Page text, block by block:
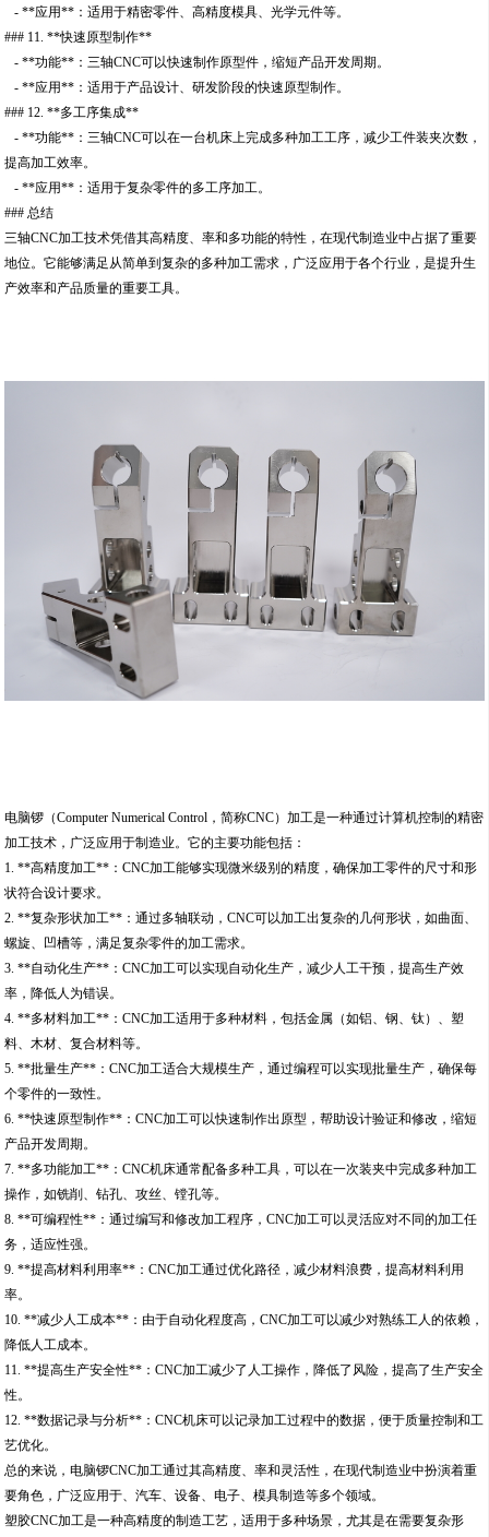
- **应用**：适用于精密零件、高精度模具、光学元件等。
### 11. **快速原型制作**
- **功能**：三轴CNC可以快速制作原型件，缩短产品开发周期。
- **应用**：适用于产品设计、研发阶段的快速原型制作。
### 12. **多工序集成**
- **功能**：三轴CNC可以在一台机床上完成多种加工工序，减少工件装夹次数，
提高加工效率。
- **应用**：适用于复杂零件的多工序加工。
### 总结
三轴CNC加工技术凭借其高精度、率和多功能的特性，在现代制造业中占据了重要
地位。它能够满足从简单到复杂的多种加工需求，广泛应用于各个行业，是提升生
产效率和产品质量的重要工具。
电脑锣（Computer Numerical Control，简称CNC）加工是一种通过计算机控制的精密
加工技术，广泛应用于制造业。它的主要功能包括：
1. **高精度加工**：CNC加工能够实现微米级别的精度，确保加工零件的尺寸和形
状符合设计要求。
2. **复杂形状加工**：通过多轴联动，CNC可以加工出复杂的几何形状，如曲面、
螺旋、凹槽等，满足复杂零件的加工需求。
3. **自动化生产**：CNC加工可以实现自动化生产，减少人工干预，提高生产效
率，降低人为错误。
4. **多材料加工**：CNC加工适用于多种材料，包括金属（如铝、钢、钛）、塑
料、木材、复合材料等。
5. **批量生产**：CNC加工适合大规模生产，通过编程可以实现批量生产，确保每
个零件的一致性。
6. **快速原型制作**：CNC加工可以快速制作出原型，帮助设计验证和修改，缩短
产品开发周期。
7. **多功能加工**：CNC机床通常配备多种工具，可以在一次装夹中完成多种加工
操作，如铣削、钻孔、攻丝、镗孔等。
8. **可编程性**：通过编写和修改加工程序，CNC加工可以灵活应对不同的加工任
务，适应性强。
9. **提高材料利用率**：CNC加工通过优化路径，减少材料浪费，提高材料利用
率。
10. **减少人工成本**：由于自动化程度高，CNC加工可以减少对熟练工人的依赖，
降低人工成本。
11. **提高生产安全性**：CNC加工减少了人工操作，降低了风险，提高了生产安全
性。
12. **数据记录与分析**：CNC机床可以记录加工过程中的数据，便于质量控制和工
艺优化。
总的来说，电脑锣CNC加工通过其高精度、率和灵活性，在现代制造业中扮演着重
要角色，广泛应用于、汽车、设备、电子、模具制造等多个领域。
塑胶CNC加工是一种高精度的制造工艺，适用于多种场景，尤其是在需要复杂形